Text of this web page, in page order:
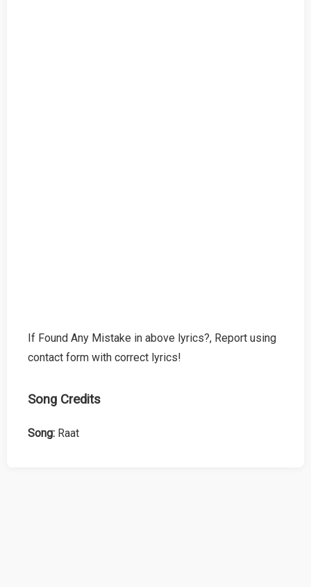
If Found Any Mistake in above lyrics?, Report using
contact form with correct lyrics!
Song Credits
Song: Raat